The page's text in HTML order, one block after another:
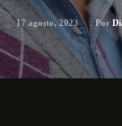
17 agosto, 2023 Por